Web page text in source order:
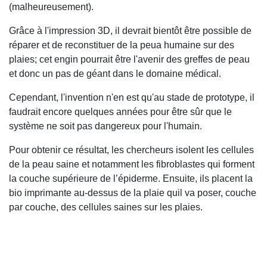
(malheureusement).
Grâce à l'impression 3D, il devrait bientôt être possible de
réparer et de reconstituer de la peua humaine sur des
plaies; cet engin pourrait être l'avenir des greffes de peau
et donc un pas de géant dans le domaine médical.
Cependant, l'invention n'en est qu'au stade de prototype, il
faudrait encore quelques années pour être sûr que le
système ne soit pas dangereux pour l'humain.
Pour obtenir ce résultat, les chercheurs isolent les cellules
de la peau saine et notamment les fibroblastes qui forment
la couche supérieure de l’épiderme. Ensuite, ils placent la
bio imprimante au-dessus de la plaie quil va poser, couche
par couche, des cellules saines sur les plaies.